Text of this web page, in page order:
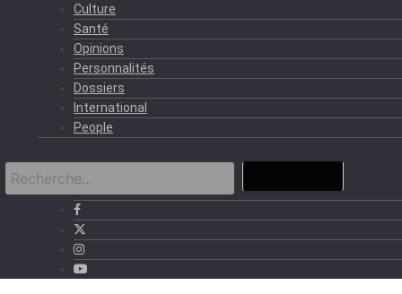
Culture
Santé
Opinions
Personnalités
Dossiers
International
People